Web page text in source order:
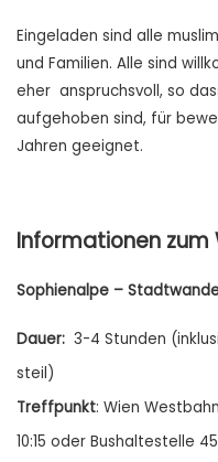
Eingeladen sind alle
und Familien. Alle sind
eher anspruchsvoll, so
aufgehoben sind, für
Jahren geeignet.
Informationen zum
Sophienalpe –
Dauer: 3-4 Stunden
steil)
Treffpunkt: Wien
10:15 oder Bushaltestelle